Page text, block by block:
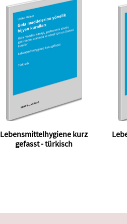
Lebensmittelhygiene kurz
gefasst - türkisch